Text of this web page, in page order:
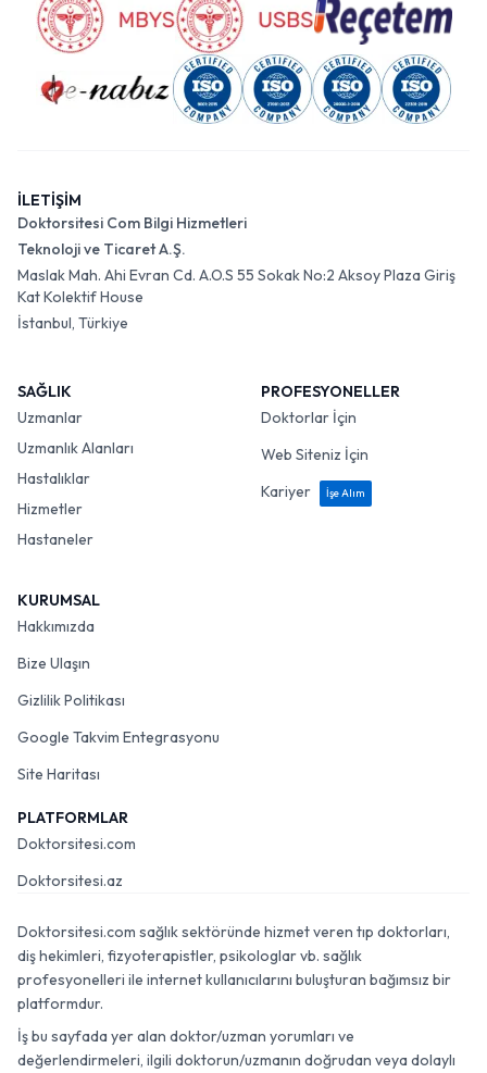
İLETİŞİM
Doktorsitesi Com Bilgi Hizmetleri
Teknoloji ve Ticaret A.Ş.
Maslak Mah. Ahi Evran Cd. A.O.S 55 Sokak No:2 Aksoy Plaza Giriş
Kat Kolektif House
İstanbul, Türkiye
SAĞLIK
Uzmanlar
Uzmanlık Alanları
Hastalıklar
Hizmetler
Hastaneler
PROFESYONELLER
Doktorlar İçin
Web Siteniz İçin
Kariyer
İşe Alım
KURUMSAL
Hakkımızda
Bize Ulaşın
Gizlilik Politikası
Google Takvim Entegrasyonu
Site Haritası
PLATFORMLAR
Doktorsitesi.com
Doktorsitesi.az
Doktorsitesi.com sağlık sektöründe hizmet veren tıp doktorları,
diş hekimleri, fizyoterapistler, psikologlar vb. sağlık
profesyonelleri ile internet kullanıcılarını buluşturan bağımsız bir
platformdur.
İş bu sayfada yer alan doktor/uzman yorumları ve
değerlendirmeleri, ilgili doktorun/uzmanın doğrudan veya dolaylı